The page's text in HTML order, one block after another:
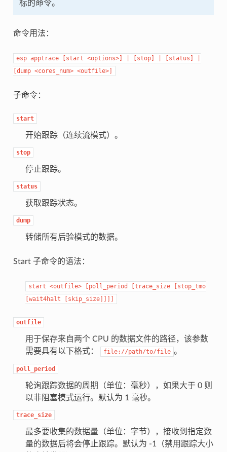
标的命令。
命令用法：
esp apptrace [start <options>] [stop] [status]
[dump <cores_num> <outfile>]
子命令：
start
开始跟踪（连续流模式）。
stop
停止跟踪。
status
获取跟踪状态。
dump
转储所有后验模式的数据。
Start 子命令的语法：
start <outfile> [poll_period [trace_size
[stop_tmo
[wait4halt
[skip_size]]]]
outfile
用于保存来自两个 CPU 的数据文件的路径，该参数
需要具有以下格式：
file://path/to/file 。
poll_period
轮询跟踪数据的周期（单位：毫秒），如果大于 0 则
以非阻塞模式运行。默认为 1 毫秒。
trace_size
最多要收集的数据量（单位：字节），接收到指定数
量的数据后将会停止跟踪。默认为 -1（禁用跟踪大小